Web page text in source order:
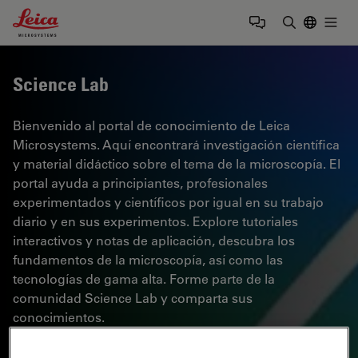
Leica Microsystems Logo
Science Lab
Bienvenido al portal de conocimiento de Leica
Microsystems. Aquí encontrará investigación científica
y material didáctico sobre el tema de la microscopía. El
portal ayuda a principiantes, profesionales
experimentados y científicos por igual en su trabajo
diario y en sus experimentos. Explore tutoriales
interactivos y notas de aplicación, descubra los
fundamentos de la microscopía, así como las
tecnologías de gama alta. Forme parte de la
comunidad Science Lab y comparta sus
conocimientos.